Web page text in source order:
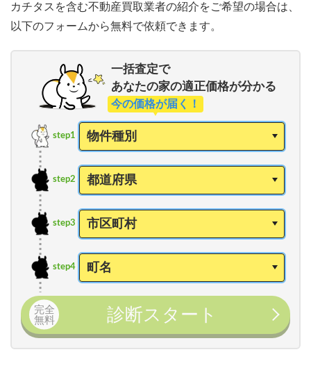
カチタスを含む不動産買取業者の紹介をご希望の場合は、
以下のフォームから無料で依頼できます。
一括査定で
あなたの家の適正価格が分かる
今の価格が届く！
step1
step2
step3
step4
完全
無料
診断スタート